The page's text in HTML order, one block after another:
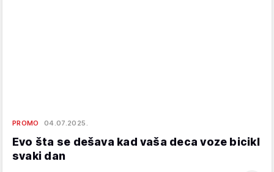
PROMO 04.07.2025.
Evo šta se dešava kad vaša deca voze bicikl
svaki dan